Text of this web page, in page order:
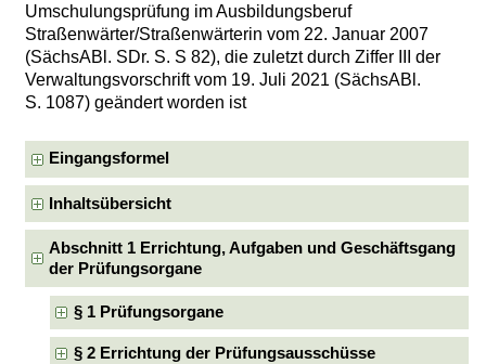
Umschulungsprüfung im Ausbildungsberuf
Straßenwärter/Straßenwärterin vom 22. Januar 2007
(SächsABl. SDr. S. S 82), die zuletzt durch Ziffer III der
Verwaltungsvorschrift vom 19. Juli 2021 (SächsABl.
S. 1087) geändert worden ist
Eingangsformel
Inhaltsübersicht
Abschnitt 1 Errichtung, Aufgaben und Geschäftsgang
der Prüfungsorgane
§ 1 Prüfungsorgane
§ 2 Errichtung der Prüfungsausschüsse